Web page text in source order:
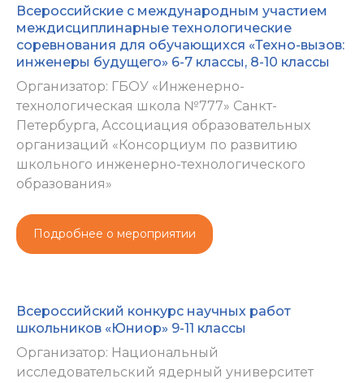
Всероссийские с международным участием
междисциплинарные технологические
соревнования для обучающихся «Техно-вызов:
инженеры будущего» 6-7 классы, 8-10 классы
Организатор: ГБОУ «Инженерно-
технологическая школа №777» Санкт-
Петербурга, Ассоциация образовательных
организаций «Консорциум по развитию
школьного инженерно-технологического
образования»
Подробнее о мероприятии
Всероссийский конкурс научных работ
школьников «Юниор» 9-11 классы
Организатор: Национальный
исследовательский ядерный университет